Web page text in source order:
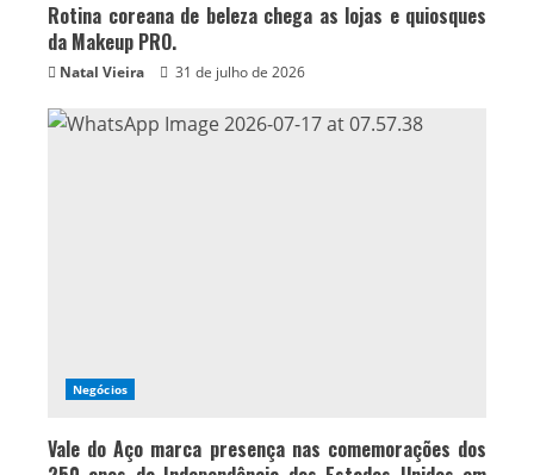
Rotina coreana de beleza chega as lojas e quiosques
da Makeup PRO.
Natal Vieira 31 de julho de 2026
Negócios
Vale do Aço marca presença nas comemorações dos